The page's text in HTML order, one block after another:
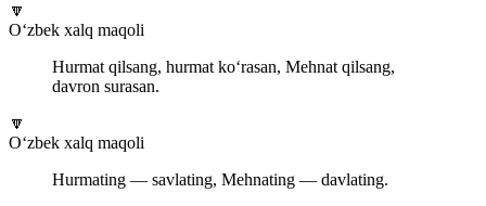
🔽
O‘zbek xalq maqoli
Hurmat qilsang, hurmat ko‘rasan, Mehnat qilsang,
davron surasan.
🔽
O‘zbek xalq maqoli
Hurmating — savlating, Mehnating — davlating.